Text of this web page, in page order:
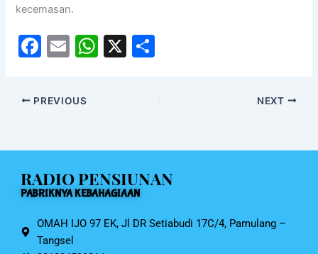
kecemasan.
F
c
e
o
o
k
E
ai
l
W
p
p
X
PREVIOUS NEXT
RADIO PENSIUNAN
PABRIKNYA KEBAHAGIAAN
OMAH IJO 97 EK, Jl DR Setiabudi 17C/4, Pamulang –
Tangsel